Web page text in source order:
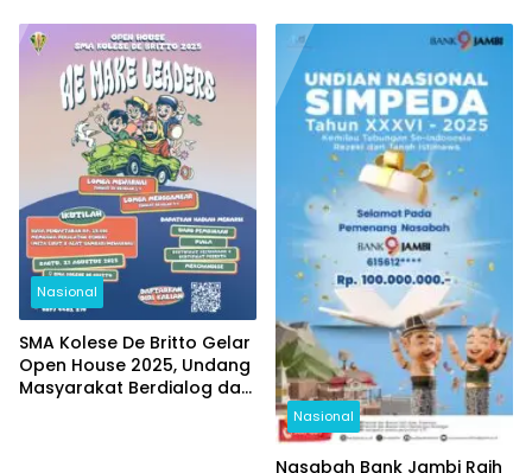
Nasional
SMA Kolese De Britto Gelar
Open House 2025, Undang
Masyarakat Berdialog dan
Nasional
Nasabah Bank Jambi Raih